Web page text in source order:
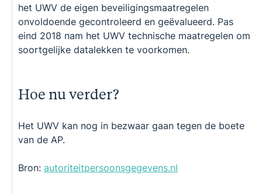
het UWV de eigen beveiligingsmaatregelen
onvoldoende gecontroleerd en geëvalueerd. Pas
eind 2018 nam het UWV technische maatregelen om
soortgelijke datalekken te voorkomen.
Hoe nu verder?
Het UWV kan nog in bezwaar gaan tegen de boete
van de AP.
Bron: autoriteitpersoonsgegevens.nl